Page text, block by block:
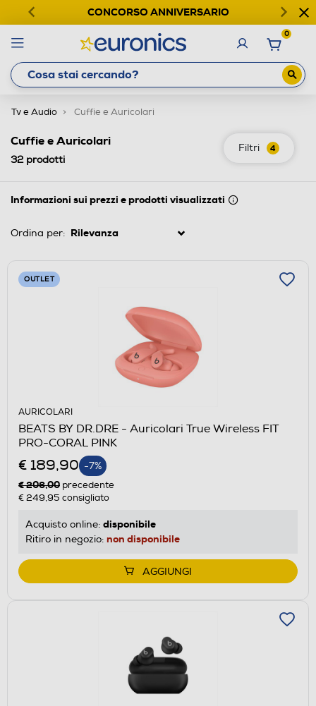
CONCORSO ANNIVERSARIO
0
Tv e Audio Cuffie e Auricolari
Filtri 4
Cuffie e Auricolari
32prodotti
Informazioni sui prezzi e prodotti visualizzati
Ordina per:
OUTLET
AURICOLARI
BEATS BY DR.DRE - Auricolari True Wireless FIT
PRO-CORAL PINK
€ 189,90 -7%
€ 206,00 precedente
€ 249,95 consigliato
Acquisto online: disponibile
Ritiro in negozio: non disponibile
AGGIUNGI